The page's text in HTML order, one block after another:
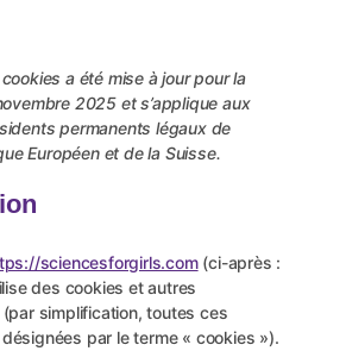
a été mise à jour pour la
2025 et s’applique aux
permanents légaux de
Européen et de la Suisse.
sciencesforgirls.com(ci-après :
des cookies et autres
simplification, toutes ces
par le terme « cookies »).